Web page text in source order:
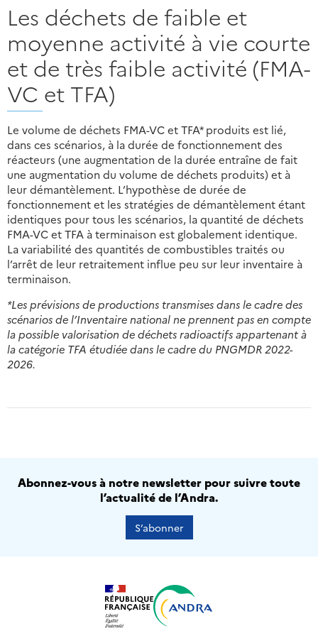
Les déchets de faible et
moyenne activité à vie courte
et de très faible activité (FMA-
VC et TFA)
Le volume de déchets FMA-VC et TFA* produits est lié,
dans ces scénarios, à la durée de fonctionnement des
réacteurs (une augmentation de la durée entraîne de fait
une augmentation du volume de déchets produits) et à
leur démantèlement. L’hypothèse de durée de
fonctionnement et les stratégies de démantèlement étant
identiques pour tous les scénarios, la quantité de déchets
FMA-VC et TFA à terminaison est globalement identique.
La variabilité des quantités de combustibles traités ou
l’arrêt de leur retraitement influe peu sur leur inventaire à
terminaison.
*Les prévisions de productions transmises dans le cadre des
scénarios de l’Inventaire national ne prennent pas en compte
la possible valorisation de déchets radioactifs appartenant à
la catégorie TFA étudiée dans le cadre du PNGMDR 2022-
2026.
Abonnez-vous à notre newsletter pour suivre toute
l’actualité de l’Andra.
S’abonner